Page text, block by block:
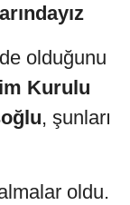
olduğunu
Kurulu
, şunları
oldu.